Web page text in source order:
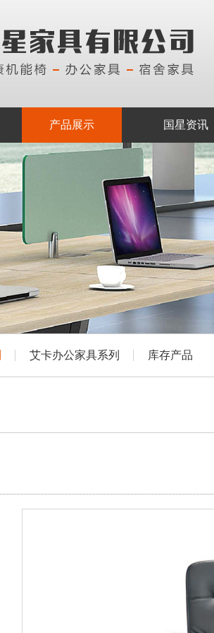
产品展示 国星资讯
艾卡办公家具系列 库存产品